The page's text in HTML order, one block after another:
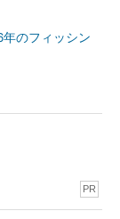
のフィッシン
PR